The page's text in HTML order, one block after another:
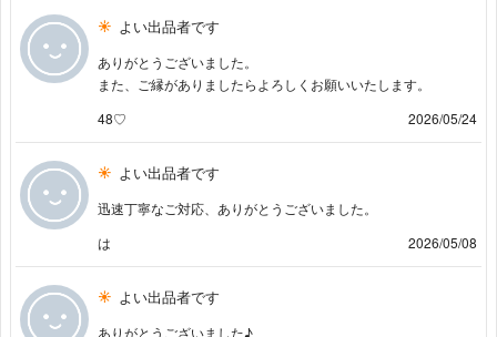
よい出品者です
ありがとうございました。
また、ご縁がありましたらよろしくお願いいたします。
48♡
2026/05/24
よい出品者です
迅速丁寧なご対応、ありがとうございました。
は
2026/05/08
よい出品者です
ありがとうございました♪